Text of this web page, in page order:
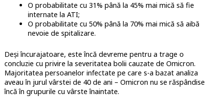
O probabilitate cu 31% până la 45% mai mică să fie
internate la ATI;
O probabilitate cu 50% până la 70% mai mică să aibă
nevoie de spitalizare.
Deși încurajatoare, este încă devreme pentru a trage o
concluzie cu privire la severitatea bolii cauzate de Omicron.
Majoritatea persoanelor infectate pe care s-a bazat analiza
aveau în jurul vârstei de 40 de ani – Omicron nu se răspândise
încă în grupurile cu vârste înaintate.